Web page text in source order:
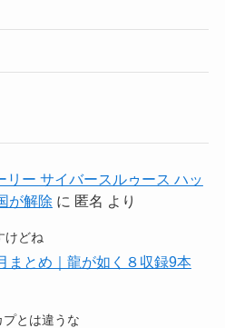
ー サイバースルゥース ハッ
が解除 に 匿名 より
けどね
まとめ｜龍が如く８収録9本
とは違うな